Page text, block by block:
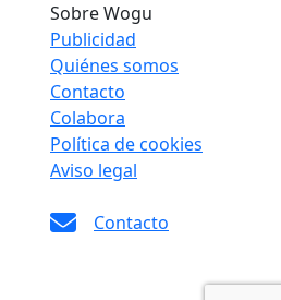
Sobre Wogu
Publicidad
Quiénes somos
Contacto
Colabora
Política de cookies
Aviso legal
Contacto